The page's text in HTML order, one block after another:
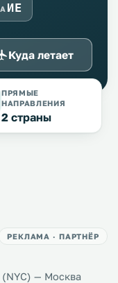
ИЕ
Куда летает
ПРЯМЫЕ
НАПРАВЛЕНИЯ
2 страны
РЕКЛАМА · ПАРТНЁР
— Москва